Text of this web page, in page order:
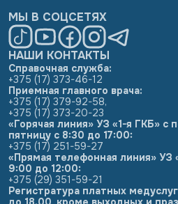
НАШИ КОНТАКТЫ
Справочная служба:
+375 (17) 373-46-12
Приемная главного врача:
+375 (17) 379-92-58,
+375 (17) 373-20-23
«Горячая линия» УЗ «1-я ГКБ» с
пятницу с 8:30 до 17:00:
+375 (17) 251-59-27
«Прямая телефонная линия» УЗ
9:00 до 12:00:
+375 (29) 351-59-21
Регистратура платных
МЫ В СОЦСЕТЯХ